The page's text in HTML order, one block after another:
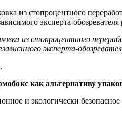
из стопроцентного
эксперта-
из стопроцентного
эксперта-
как альтернативу
и экологически